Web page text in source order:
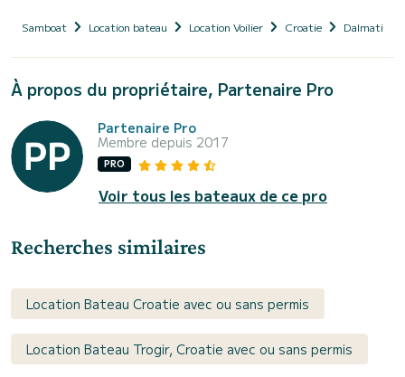
Samboat Location bateau Location Voilier Croatie Dalmatie
À propos du propriétaire, Partenaire Pro
Partenaire Pro
Membre depuis 2017
PRO
Voir tous les bateaux de ce pro
Recherches similaires
Location Bateau Croatie avec ou sans permis
Location Bateau Trogir, Croatie avec ou sans permis